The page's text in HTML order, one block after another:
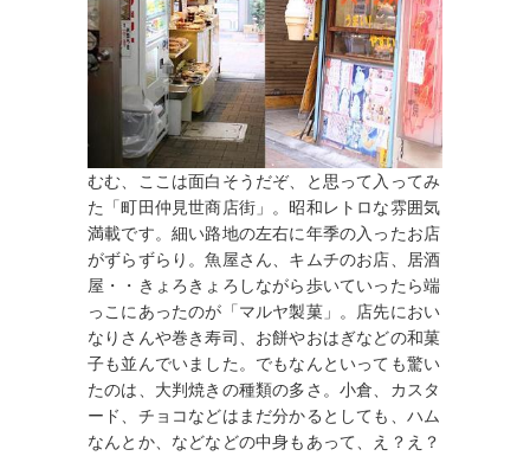
むむ、ここは面白そうだぞ、と思って入ってみ
た「町田仲見世商店街」。昭和レトロな雰囲気
満載です。細い路地の左右に年季の入ったお店
がずらずらり。魚屋さん、キムチのお店、居酒
屋・・きょろきょろしながら歩いていったら端
っこにあったのが「マルヤ製菓」。店先におい
なりさんや巻き寿司、お餅やおはぎなどの和菓
子も並んでいました。でもなんといっても驚い
たのは、大判焼きの種類の多さ。小倉、カスタ
ード、チョコなどはまだ分かるとしても、ハム
なんとか、などなどの中身もあって、え？え？